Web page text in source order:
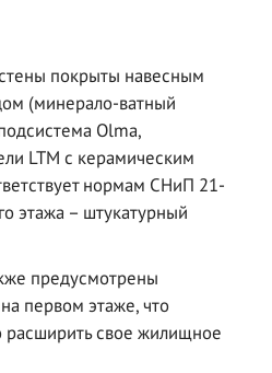
покрыты навесным
(минерало-ватный
Olma,
LTM с керамическим
нормам СНиП 21-
этажа – штукатурный
предусмотрены
первом этаже, что
расширить свое жилищное